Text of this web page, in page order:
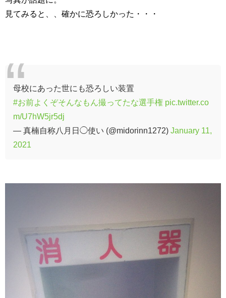
見てみると、、確かに恐ろしかった・・・
母校にあった世にも恐ろしい装置
#お前よくぞそんなもん撮ってたな選手権 pic.twitter.co
m/U7hW5jr5dj
— 真楠自称八月日◯使い (@midorinn1272) January 11,
2021